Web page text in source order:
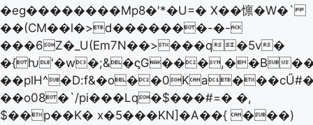
�eg��������Mp8�'*�U=� X��懔�W�`
��(CM��l�>d�������-�-
���6Z�_U(Em7N��>���q�5v�
�{ƕ'�w�;&�ϛG���,��B
��o08�`/pi���Lq�$���#=� �,
$��p��K� x�5���KN]�A��{ ���)